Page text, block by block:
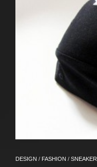
DESIGN / FASHION / SNEAKER